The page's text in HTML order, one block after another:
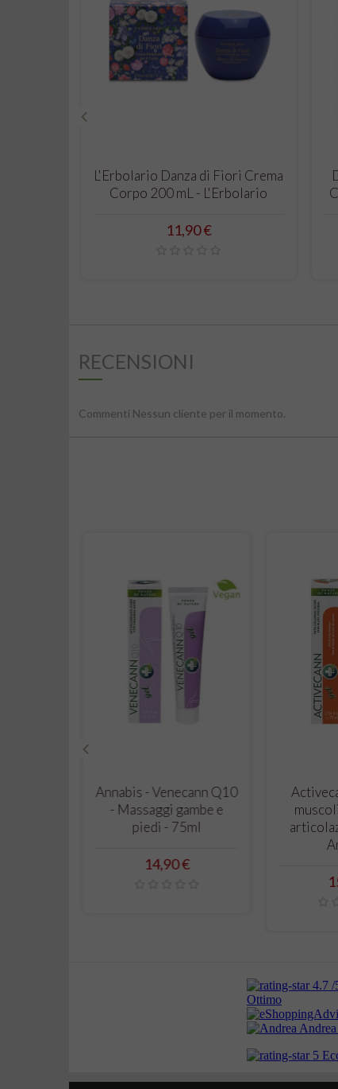
CARRELLO
L'Erbolario Danza di Fiori Crema
Corpo 200 mL - L'Erbolario
Prezzo
11,90 €
RECENSIONI
Commenti Nessun cliente per il momento.
CARRELLO
Annabis - Venecann Q10
- Massaggi gambe e
piedi - 75ml
Prezzo
14,90 €